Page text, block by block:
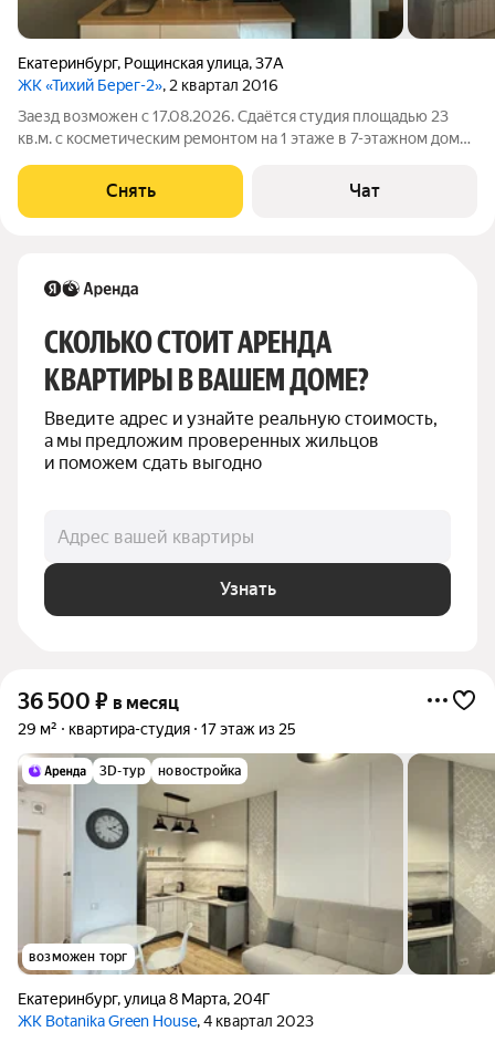
Екатеринбург, Рощинская улица,37А
ЖК «Тихий Берег-2», 2 квартал 2016
Заезд возможен с 17.08.2026. Сдаётся студия площадью 23
кв.м. с косметическим ремонтом на 1 этаже в 7-этажном доме
Холодильник Микроволновка Дом - монолитный, окна выходят
во двор. В
Снять Чат
СКОЛЬКО СТОИТ АРЕНДА
КВАРТИРЫ В ВАШЕМ ДОМЕ?
Введите адрес и узнайте реальную стоимость,
а мы предложим проверенных жильцов
и поможем сдать выгодно
Адрес вашей квартиры
Узнать
36 500 ₽ в месяц
29 м² квартира-студия 17 этаж из 25
3D-тур новостройка
возможен торг
Екатеринбург,улица 8 Марта, 204Г
ЖК Botanika Green House, 4 квартал 2023